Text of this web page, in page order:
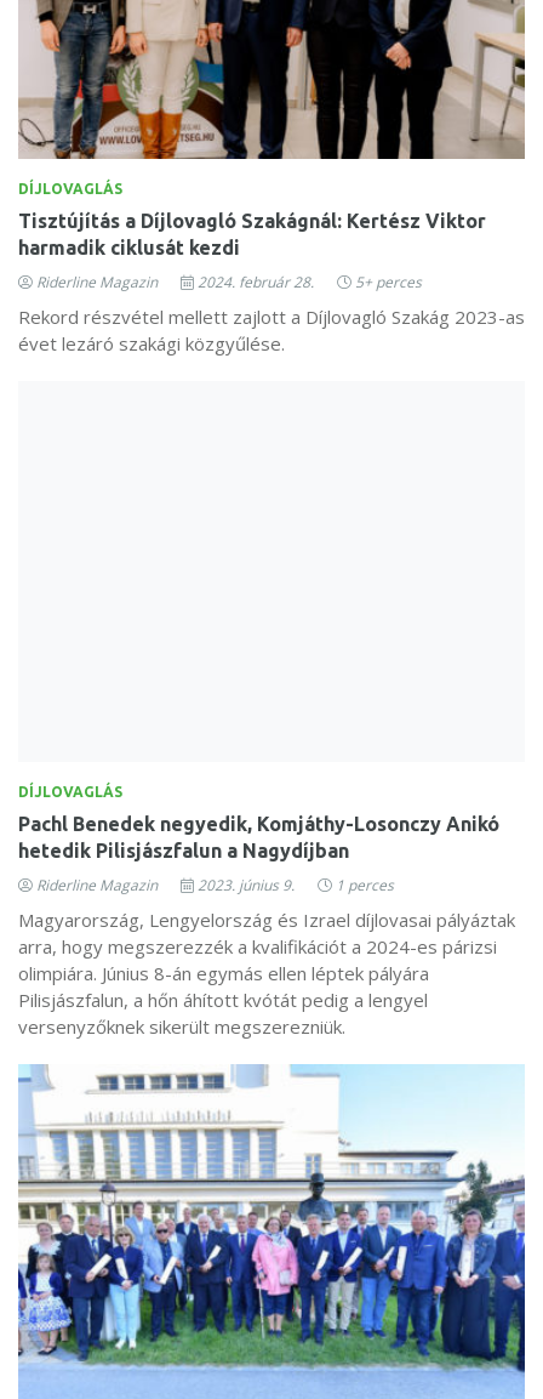
DÍJLOVAGLÁS
Tisztújítás a Díjlovagló Szakágnál: Kertész Viktor
harmadik ciklusát kezdi
Riderline Magazin 2024. február 28. 5+ perces
Rekord részvétel mellett zajlott a Díjlovagló Szakág 2023-as
évet lezáró szakági közgyűlése.
DÍJLOVAGLÁS
Pachl Benedek negyedik, Komjáthy-Losonczy Anikó
hetedik Pilisjászfalun a Nagydíjban
Riderline Magazin 2023. június 9. 1 perces
Magyarország, Lengyelország és Izrael díjlovasai pályáztak
arra, hogy megszerezzék a kvalifikációt a 2024-es párizsi
olimpiára. Június 8-án egymás ellen léptek pályára
Pilisjászfalun, a hőn áhított kvótát pedig a lengyel
versenyzőknek sikerült megszerezniük.